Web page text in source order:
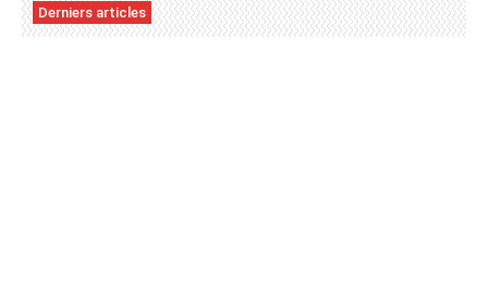
Derniers articles